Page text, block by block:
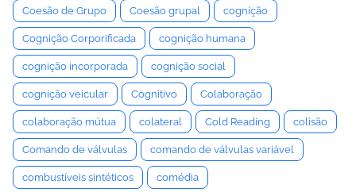
Coesão de Grupo Coesão grupal cognição
Cognição Corporificada cognição humana
cognição incorporada cognição social
cognição veicular Cognitivo Colaboração
colaboração mútua colateral Cold Reading colisão
Comando de válvulas comando de válvulas variável
combustíveis sintéticos comédia